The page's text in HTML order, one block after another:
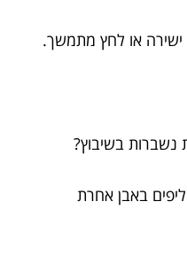
ישירה או לחץ מתמשך.
נשברות בשיבוץ?
באבן אחרת